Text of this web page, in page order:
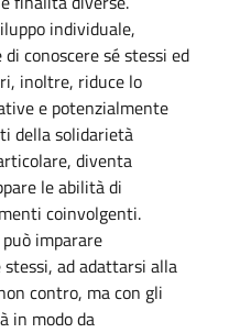
individuale,
conoscere sé stessi ed
inoltre, riduce lo
e potenzialmente
della solidarietà
diventa
le abilità di
coinvolgenti.
imparare
ad adattarsi alla
contro, ma con gli
in modo da